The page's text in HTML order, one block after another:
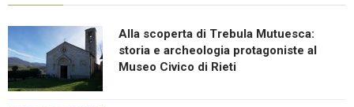
Alla scoperta di Trebula Mutuesca:
storia e archeologia protagoniste al
Museo Civico di Rieti